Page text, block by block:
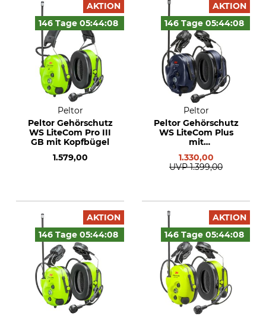
AKTION
146 Tage 05:44:07
Peltor
Peltor Gehörschutz
WS LiteCom Pro III
GB mit Kopfbügel
1.579,00
AKTION
146 Tage 05:44:07
Peltor
Peltor Gehörschutz
WS LiteCom Plus
mit
1.330,00
UVP 1.399,00
AKTION
146 Tage 05:44:07
AKTION
146 Tage 05:44:07